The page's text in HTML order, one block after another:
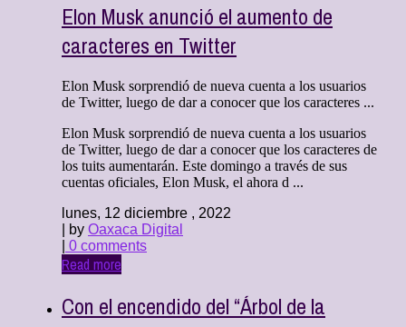
Elon Musk anunció el aumento de
caracteres en Twitter
Elon Musk sorprendió de nueva cuenta a los usuarios
de Twitter, luego de dar a conocer que los caracteres ...
Elon Musk sorprendió de nueva cuenta a los usuarios
de Twitter, luego de dar a conocer que los caracteres de
los tuits aumentarán. Este domingo a través de sus
cuentas oficiales, Elon Musk, el ahora d ...
lunes, 12 diciembre , 2022
| by Oaxaca Digital
0 comments
Read more
Con el encendido del “Árbol de la